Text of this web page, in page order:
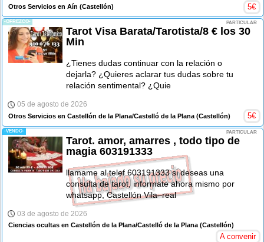
Otros Servicios en Aín (Castellón) 5€
-OFREZCO- PARTICULAR
Tarot Visa Barata/Tarotista/8 € los 30
Min
¿Tienes dudas continuar con la relación o
dejarla? ¿Quieres aclarar tus dudas sobre tu
relación sentimental? ¿Quie
05 de agosto de 2026
Otros Servicios en Castellón de la Plana/Castelló de la Plana (Castellón) 5€
-VENDO- PARTICULAR
Tarot. amor, amarres , todo tipo de
magia 603191333
llamame al telef 603191333 si deseas una
consulta de tarot, informate ahora mismo por
whatsapp, Castellón Vila–real
03 de agosto de 2026
Ciencias ocultas en Castellón de la Plana/Castelló de la Plana (Castellón)
A convenir